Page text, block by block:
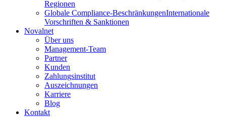
Regionen
Globale Compliance-BeschränkungenInternationale
Vorschriften & Sanktionen
Novalnet
Über uns
Management-Team
Partner
Kunden
Zahlungsinstitut
Auszeichnungen
Karriere
Blog
Kontakt